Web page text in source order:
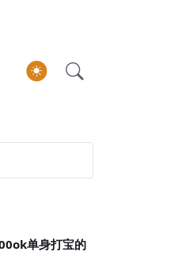
单身打宝的